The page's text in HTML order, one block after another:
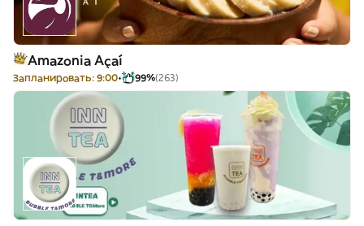
Amazonia Açaí
Запланировать: 9:00 99%(263)